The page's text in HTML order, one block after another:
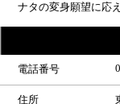
ナタの変身願望に応
電話番号
住所